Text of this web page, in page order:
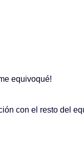
equivoqué!
con el resto del